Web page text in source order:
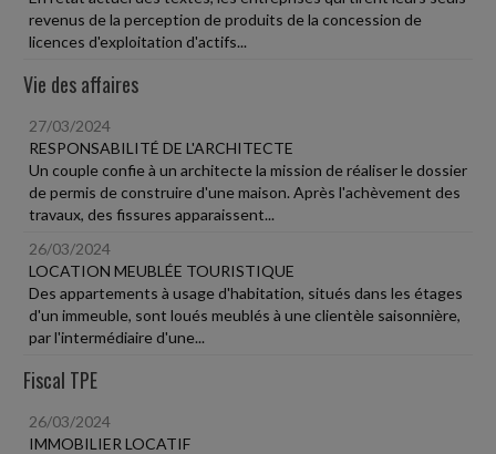
revenus de la perception de produits de la concession de
licences d'exploitation d'actifs...
Vie des affaires
27/03/2024
RESPONSABILITÉ DE L'ARCHITECTE
Un couple confie à un architecte la mission de réaliser le dossier
de permis de construire d'une maison. Après l'achèvement des
travaux, des fissures apparaissent...
26/03/2024
LOCATION MEUBLÉE TOURISTIQUE
Des appartements à usage d'habitation, situés dans les étages
d'un immeuble, sont loués meublés à une clientèle saisonnière,
par l'intermédiaire d'une...
Fiscal TPE
26/03/2024
IMMOBILIER LOCATIF